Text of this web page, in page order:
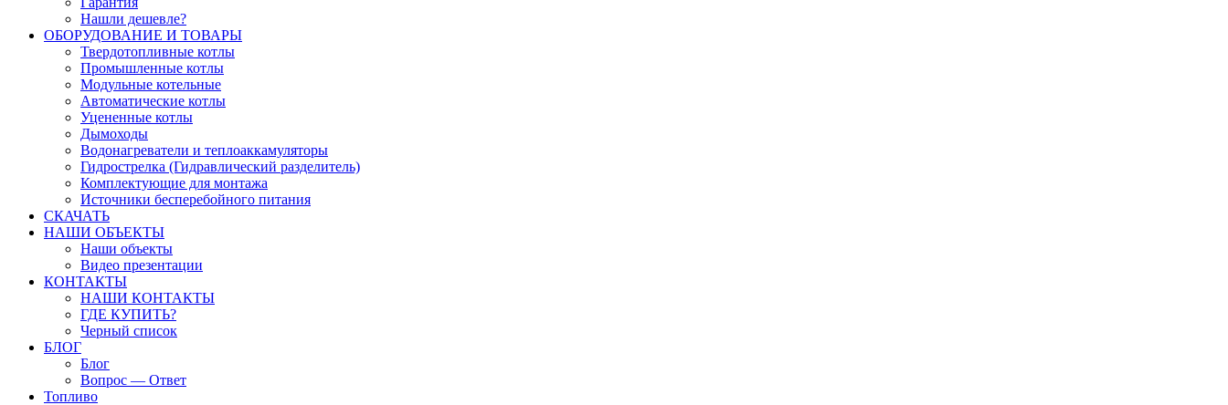
Нашли дешевле?
ОБОРУДОВАНИЕ И ТОВАРЫ
Твердотопливные котлы
Промышленные котлы
Модульные котельные
Автоматические котлы
Уцененные котлы
Дымоходы
Водонагреватели и теплоаккамуляторы
Гидрострелка (Гидравлический разделитель)
Комплектующие для монтажа
Источники бесперебойного питания
СКАЧАТЬ
НАШИ ОБЪЕКТЫ
Наши объекты
Видео презентации
КОНТАКТЫ
НАШИ КОНТАКТЫ
ГДЕ КУПИТЬ?
Черный список
БЛОГ
Блог
Вопрос — Ответ
Топливо